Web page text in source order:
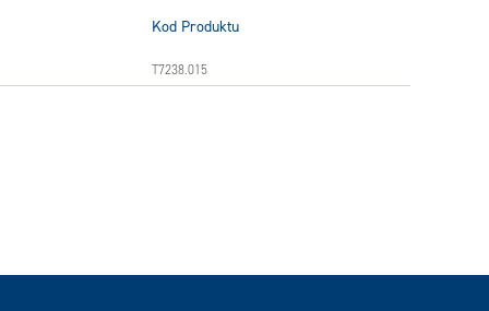
Kod Produktu
T7238.015